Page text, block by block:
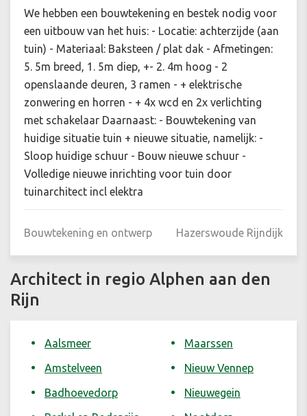
We hebben een bouwtekening en bestek nodig voor
een uitbouw van het huis: - Locatie: achterzijde (aan
tuin) - Materiaal: Baksteen / plat dak - Afmetingen:
5. 5m breed, 1. 5m diep, +- 2. 4m hoog - 2
openslaande deuren, 3 ramen - + elektrische
zonwering en horren - + 4x wcd en 2x verlichting
met schakelaar Daarnaast: - Bouwtekening van
huidige situatie tuin + nieuwe situatie, namelijk: -
Sloop huidige schuur - Bouw nieuwe schuur -
Volledige nieuwe inrichting voor tuin door
tuinarchitect incl elektra
Bouwtekening en ontwerp Hazerswoude Rijndijk
Architect in regio Alphen aan den
Rijn
Aalsmeer
Amstelveen
Badhoevedorp
Maarssen
Nieuw Vennep
Nieuwegein